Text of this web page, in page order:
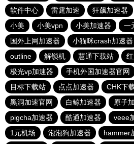
软件中心
雷霆加速 狂飙加速器
小美
小美vpn 小美加速器 一
国外上网加速器
小猫咪crash加速器
outline
解锁机 慧通下载站
极光vp加速器
手机外国加速器官网
目标下载站
点点加速器 CHK下
黑洞加速官网
白鲸加速器 原子
pigcha加速器
酷通加速器 veee
1元机场
泡泡狗加速器 hammer